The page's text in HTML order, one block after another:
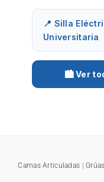
📍 Silla
Universitaria
🏙️ Ver
Camas Articuladas |